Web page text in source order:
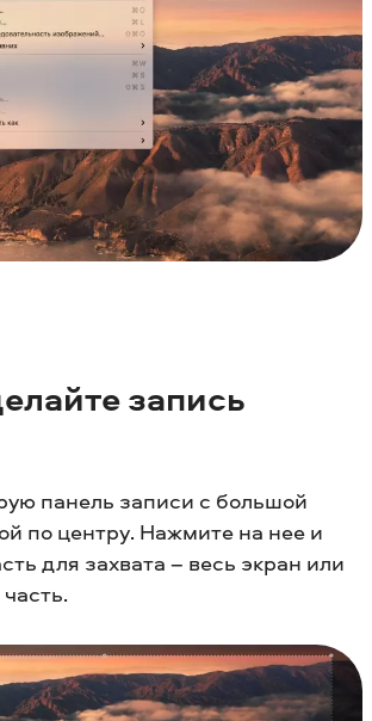
запись
панель записи с большой
по центру. Нажмите на нее и
для захвата – весь экран или